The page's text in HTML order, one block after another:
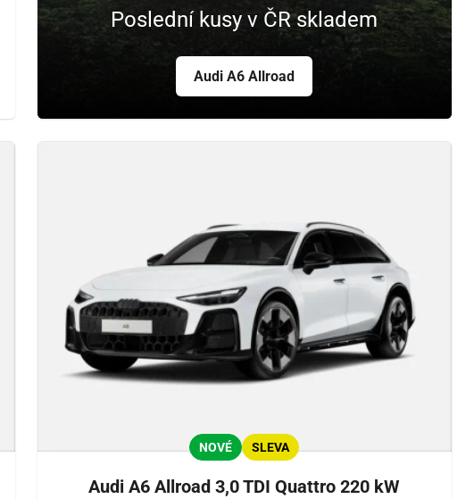
Poslední kusy v ČR skladem
Audi A6 Allroad
NOVÉ SLEVA
Audi A6 Allroad 3,0 TDI Quattro 220 kW